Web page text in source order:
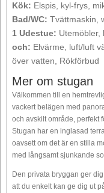
Kök: Elspis, kyl-frys,
Bad/WC: Tvättmaskin,
1 Udestue: Utemöbler,
och: Elvärme, luft/luft
över vatten, Rökförbud
Mer om stugan
Välkommen till en
vackert belägen med
och avskilt område, perfekt
Stugan har en inglasad
oavsett om det är en stilla
med långsamt sjunkande
Den privata bryggan ger
att du enkelt kan ge dig ut